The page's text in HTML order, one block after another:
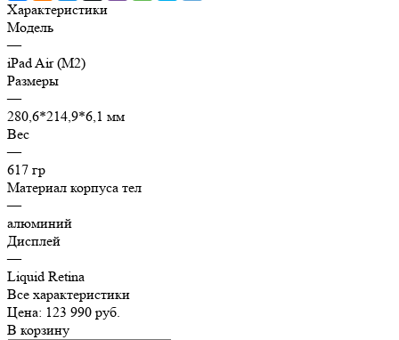
Характеристики
Модель
—
iPad Air (M2)
Размеры
—
280,6*214,9*6,1 мм
Вес
—
617 гр
Материал корпуса тел
—
алюминий
Дисплей
—
Liquid Retina
Все характеристики
Цена: 123 990 руб.
В корзину